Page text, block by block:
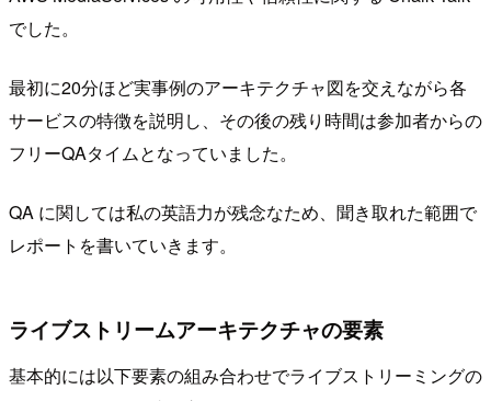
でした。
最初に20分ほど実事例のアーキテクチャ図を交えながら各
サービスの特徴を説明し、その後の残り時間は参加者からの
フリーQAタイムとなっていました。
QA に関しては私の英語力が残念なため、聞き取れた範囲で
レポートを書いていきます。
ライブストリームアーキテクチャの要素
基本的には以下要素の組み合わせでライブストリーミングの